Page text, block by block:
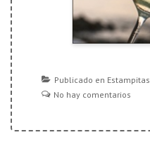
Publicado en Estampitas
No hay comentarios